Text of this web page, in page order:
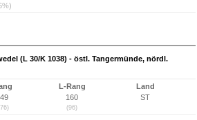
(L 30/K 1038) - östl. Tangermünde, nördl.
L-Rang
160
(96)
Land
ST